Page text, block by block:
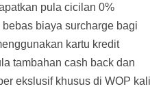
pula cicilan 0%
biaya surcharge bagi
kartu kredit
tambahan cash back dan
ekslusif khusus di WOP kali